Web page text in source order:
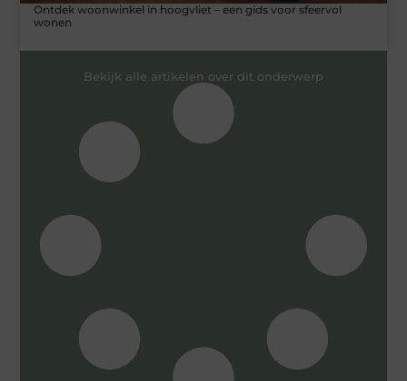
Ontdek woonwinkel in hoogvliet – een gids voor sfeervol
wonen
Bekijk alle artikelen over dit onderwerp